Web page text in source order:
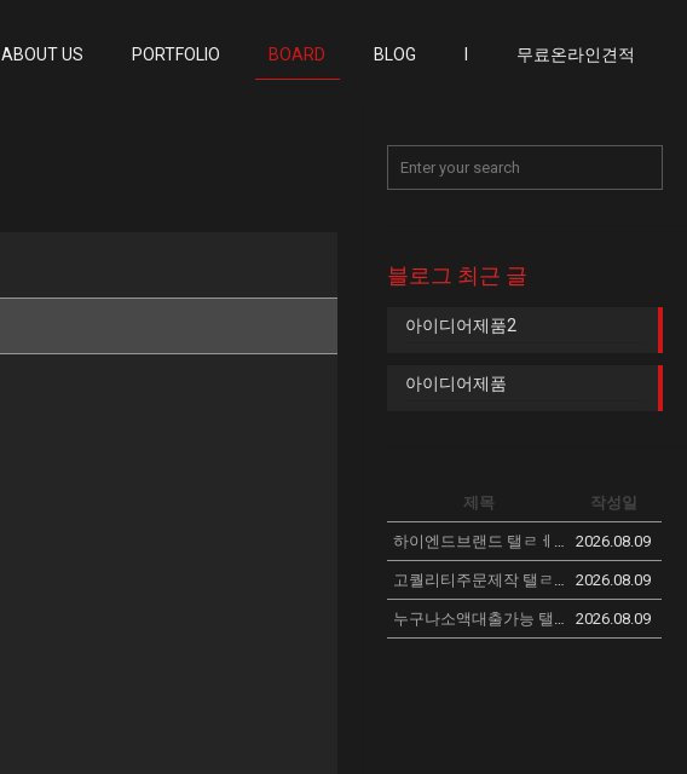
ABOUT US PORTFOLIO BOARD BLOG 무료온라인견적
블로그 최근 글
아이디어제품2
아이디어제품
제목 작성일
하이엔드브랜드 탤ㄹㅔ sssreo 싸싸숴러,COM 에르메스켈리백 부안군 미러급 1대1 직구 명품 가방 루이비통남자지갑 해외직구명품 AVO 2026.08.09
고퀄리티주문제작 탤ㄹㅔ sssreo 싸싸숴러,COM 구찌백팩 강북구 미러급 1대1 직구 명품 가방 루이비통카드지갑 해외명품쇼핑몰 EMY 2026.08.09
누구나소액대출가능 탤ㄺ램 Gora43430aa 고라통신 선불유심내구재 긴급운영자금 보령시신불자가전내구제문의 막폰팝니다 VTY 2026.08.09